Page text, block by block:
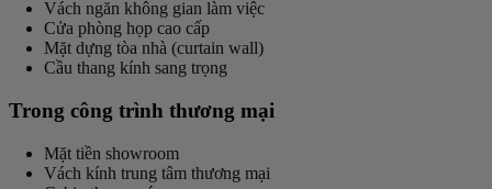
Vách ngăn không gian làm việc
Cửa phòng họp cao cấp
Mặt dựng tòa nhà (curtain wall)
Cầu thang kính sang trọng
Trong công trình thương mại
Mặt tiền showroom
Vách kính trung tâm thương mại